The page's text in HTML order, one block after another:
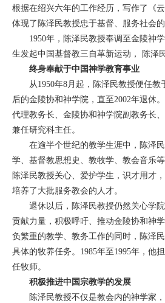
根据在绍兴六年的工作经历，写作了《
体现了陈泽民教授忠于基督、服务社会的
1950年，陈泽民教授奉调至金陵神
生发起中国基督教三自革新运动， 陈泽
终身奉献于中国神学教育事业
从1950年8月起，陈泽民教授便任教
后的金陵协和神学院，直至2002年退休
代理教务长、金陵协和神学院副教务长
兼任研究科主任。
在逾半个世纪的教学生涯中，陈泽
学、基督教思想史、教牧学、教会音乐
陈泽民教授关心、爱护学生，识才用才
培养了大批服务教会的人才。
退休以后，陈泽民教授仍然关心学
贡献力量，积极呼吁、推动金陵协和神
负繁重的教学、教务工作的同时，陈泽
具体的牧养任务。1985年至1995年，他
任牧师。
积极推进中国宗教学的发展
陈泽民教授不仅是教会内的神学家